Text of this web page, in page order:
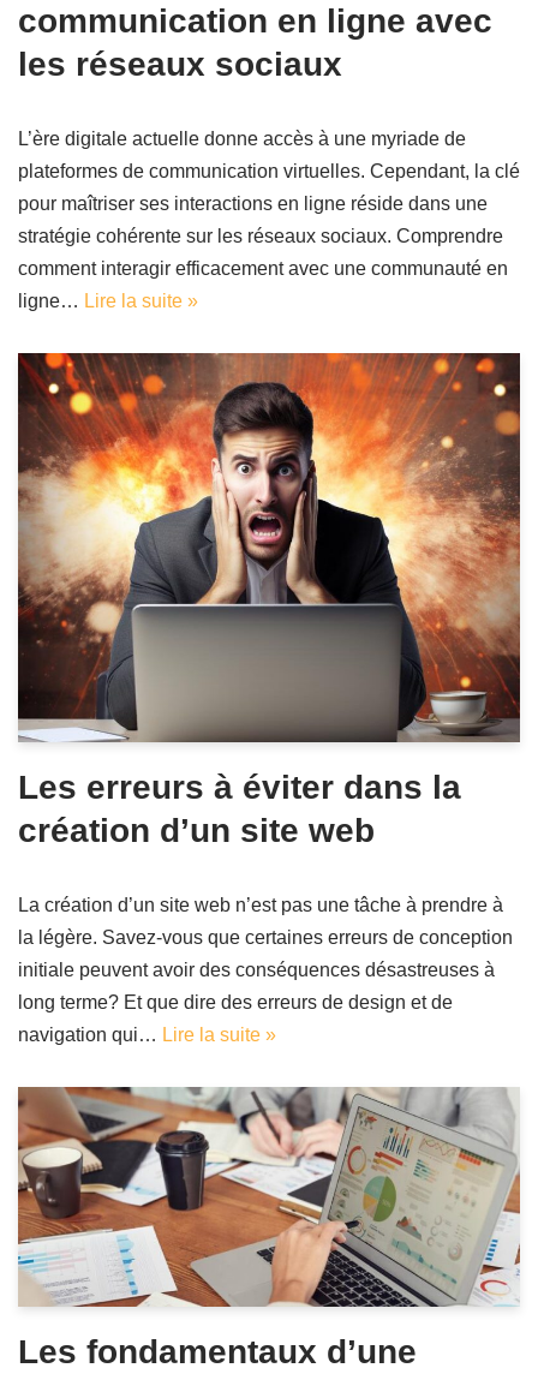
communication en ligne avec
les réseaux sociaux
L’ère digitale actuelle donne accès à une myriade de
plateformes de communication virtuelles. Cependant, la clé
pour maîtriser ses interactions en ligne réside dans une
stratégie cohérente sur les réseaux sociaux. Comprendre
comment interagir efficacement avec une communauté en
ligne… Lire la suite »
Les erreurs à éviter dans la
création d’un site web
La création d’un site web n’est pas une tâche à prendre à
la légère. Savez-vous que certaines erreurs de conception
initiale peuvent avoir des conséquences désastreuses à
long terme? Et que dire des erreurs de design et de
navigation qui… Lire la suite »
Les fondamentaux d’une